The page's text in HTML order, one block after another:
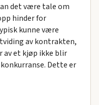
det være tale om
hinder for
kunne være
av kontrakten,
av et kjøp ikke blir
Dette er